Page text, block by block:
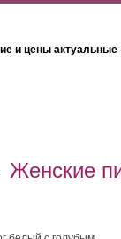
и цены актуальные
Женские